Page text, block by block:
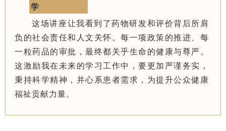
学
这场讲座让我看到了药物研发和评价背后所肩
负的社会责任和人文关怀。每一项政策的推进、每
一粒药品的审批，最终都关乎生命的健康与尊严。
这激励我在未来的学习工作中，要更加严谨务实，
秉持科学精神，并心系患者需求，为提升公众健康
福祉贡献力量。